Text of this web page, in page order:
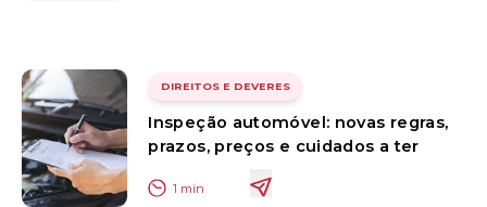
DIREITOS E DEVERES
Inspeção automóvel: novas regras,
prazos, preços e cuidados a ter
1 min